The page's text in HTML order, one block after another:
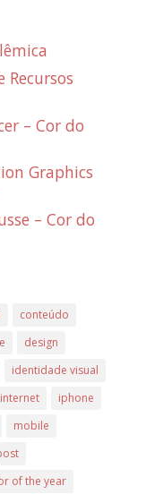
– Cor do
Graphics
– Cor do
conteúdo
design
identidade visual
internet
iphone
mobile
of the year